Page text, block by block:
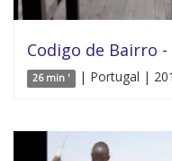
Codigo de Bairro -
26 min ' | Portugal |